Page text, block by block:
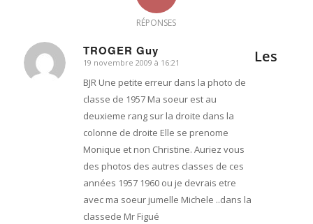
RÉPONSES
TROGER Guy
dit
:
19 novembre 2009 à 16:21
BJR Une petite erreur dans la photo de
classe de 1957 Ma soeur est au
deuxieme rang sur la droite dans la
colonne de droite Elle se prenome
Monique et non Christine. Auriez vous
des photos des autres classes de ces
années 1957 1960 ou je devrais etre
avec ma soeur jumelle Michele ..dans la
classede Mr Figué
Les